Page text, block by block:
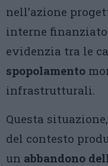
nell’azione
interne finanziato
evidenzia tra le
spopolamento
infrastrutturali.
Questa
del contesto
un abbandono